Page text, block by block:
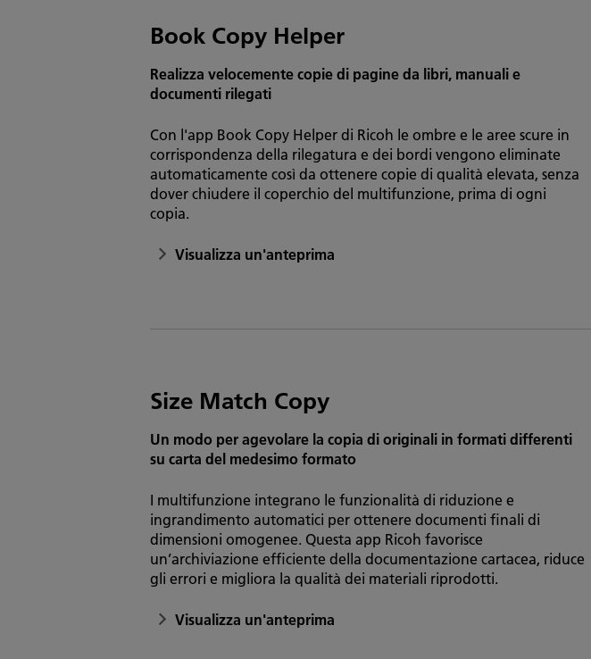
Book Copy Helper
Realizza velocemente copie di pagine da libri, manuali e
documenti rilegati
Con l'app Book Copy Helper di Ricoh le ombre e le aree scure in
corrispondenza della rilegatura e dei bordi vengono eliminate
automaticamente così da ottenere copie di qualità elevata, senza
dover chiudere il coperchio del multifunzione, prima di ogni
copia.
Visualizza un'anteprima
Size Match Copy
Un modo per agevolare la copia di originali in formati differenti
su carta del medesimo formato
I multifunzione integrano le funzionalità di riduzione e
ingrandimento automatici per ottenere documenti finali di
dimensioni omogenee. Questa app Ricoh favorisce
un’archiviazione efficiente della documentazione cartacea, riduce
gli errori e migliora la qualità dei materiali riprodotti.
Visualizza un'anteprima